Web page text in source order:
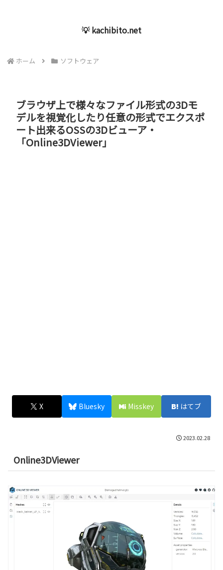
💡 kachibito.net
ホーム ソフトウェア
ブラウザ上で様々なファイル形式の3Dモ
デルを視覚化したり任意の形式でエクスポ
ート出来るOSSの3Dビューア・
「Online3DViewer」
X Bluesky Misskey はてブ
2023.02.28
Online3DViewer